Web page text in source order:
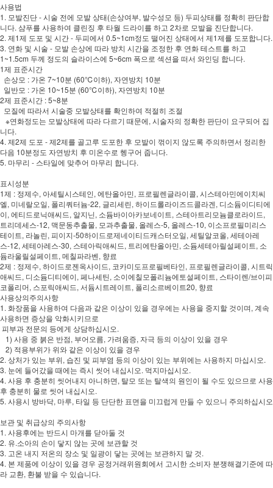
사용법
1. 모발진단 - 시술 전에 모발 상태(손상여부, 발수성모 등) 두피상태를 정확히 판단합
니다. 샴푸를 사용하여 클린징 후 타월 드라이를 하고 2차로 모발을 진단합니다.
2. 제1제 도포 및 시간 - 두피에서 0.5~1cm정도 떨어진 상태에서 제1제를 도포합니다.
3. 연화 및 시술 - 모발 손상에 따라 방치 시간을 조정한 후 연화 테스트를 하고
1~1.5cm 두께 정도의 슬라이스에 5~6cm 폭으로 섹션을 떠서 와인딩 합니다.
1제 표준시간
손상모 : 가온 7~10분 (60℃이하), 자연방치 10분
일반모 : 가온 10~15분 (60℃이하), 자연방치 10분
2제 표준시간 : 5~8분
모질에 따라서 시술중 모발상태를 확인하여 적절히 조절
※연화정도는 모발상태에 따라 다르기 때문에, 시술자의 정확한 판단이 요구되어 집
니다.
4. 제2제 도포 - 제2제를 골고루 도포한 후 모발이 꺾이지 않도록 주의하면서 정리한
다음 10분정도 자연방치 후 미온수로 헹구어 줍니다.
5. 마무리 - 스타일에 맞추어 마무리 합니다.
표시성분
1제 : 정제수, 아세틸시스테인, 에탄올아민, 프로필렌글라이콜, 시스테아민에이치씨
엘, 미네랄오일, 폴리쿼터늄-22, 글리세린, 하이드롤라이즈드콜라겐, 디소듐이디티에
이, 에티드로닉애씨드, 알지닌, 소듐바이아카보네이트, 스테아트리모늄클로라이드,
트리데세스-12, 맥문동추출물, 모과추출물, 올레스-5, 올레스-10, 이소프로필미리스
테이트, 라놀린, 피이지-50하이드로제네이티드캐스터오일, 세틸알코올, 세테아레
스-12, 세테아레스-30, 스테아릭애씨드, 트리에탄올아민, 소듐세테아릴설페이트, 소
듐라울릴설페이트, 메칠파라벤, 향료
2제 : 정제수, 하이드로젠옥사이드, 코카미도프로필베타인, 프로필렌글라이콜, 시트릭
애씨드, 디소듐디티에이, 페나세틴, 소이에칠모폴리늄에토설페이트, 스타이렌/브이피
코폴리머, 스포릭애씨드, 서듐시트레이트, 폴리소르베이트20, 향료
사용상의주의사항
1. 화장품을 사용하여 다음과 같은 이상이 있을 경우에는 사용을 중지할 것이며, 계속
사용하면 증상을 악화시키므로
피부과 전문의 등에게 상담하십시오.
1) 사용 중 붉은 반점, 부어오름, 가려움증, 자극 등의 이상이 있을 경우
2) 적용부위가 위와 같은 이상이 있을 경우
2. 상처가 있는 부위, 습진 및 피부염 등의 이상이 있는 부위에는 사용하지 마십시오.
3. 눈에 들어갔을 때에는 즉시 씻어 내십시오. 먹지마십시오.
4. 사용 후 충분히 씻어내지 아니하면, 탈모 또는 탈색의 원인이 될 수도 있으므로 사용
후 충분히 물로 씻어 내십시오.
5. 사용시 방바닥, 마루, 타일 등 단단한 표면을 미끄럽게 만들 수 있으니 주의하십시오
보관 및 취급상의 주의사항
1. 사용후에는 반드시 마개를 닫아둘 것
2. 유.소아의 손이 닿지 않는 곳에 보관할 것
3. 고온 내지 저온의 장소 및 일광이 닿는 곳에는 보관하지 말 것.
4. 본 제품에 이상이 있을 경우 공정거래위원회에서 고시한 소비자 분쟁해결기준에 따
라 교환, 환불 받을 수 있습니다.